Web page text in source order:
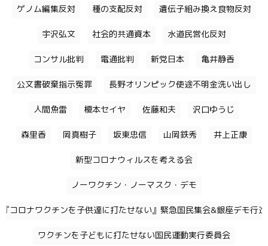
ゲノム編集反対 種の支配反対 遺伝子組み換え食物反対
宇沢弘文 社会的共通資本 水道民営化反対
コンサル批判 電通批判 新党日本 亀井静香
公文書破棄指示冤罪 長野オリンピック使途不明金洗い出し
人間魚雷 榎本セイヤ 佐藤和夫 沢口ゆうじ
森里香 岡真樹子 坂東忠信 山岡鉄秀 井上正康
新型コロナウィルスを考える会
ノーワクチン・ノーマスク・デモ
『コロナワクチンを子供達に打たせない』緊急国民集会&銀座デモ行進
ワクチンを子どもに打たせない国民運動実行委員会